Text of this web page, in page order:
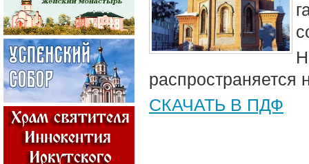
распространяется
СКАЧАТЬ В ПДФ